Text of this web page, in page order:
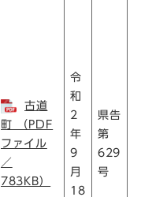
古道
町 （PDF
ファイル
／
783KB）
令
和
2
年
9
月
18
県告
第
629
号